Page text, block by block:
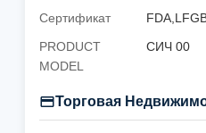
Сертификат
PRODUCT
MODEL
СИЧ 00
Торговая